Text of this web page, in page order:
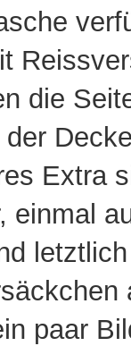
die
der
Extra
einmal
paar